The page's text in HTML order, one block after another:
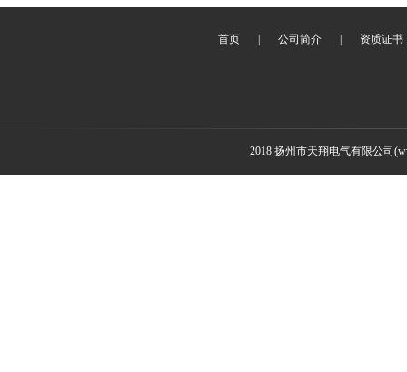
首页 公司简介 资质证书
2018 扬州市天翔电气有限公司